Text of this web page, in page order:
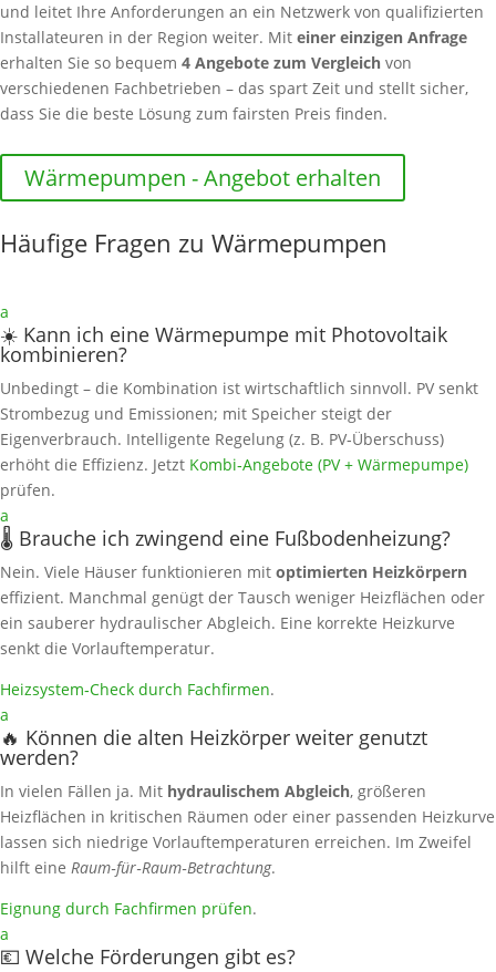
und leitet Ihre Anforderungen an ein Netzwerk von qualifizierten
Installateuren in der Region weiter. Mit einer einzigen Anfrage
erhalten Sie so bequem 4 Angebote zum Vergleich von
verschiedenen Fachbetrieben – das spart Zeit und stellt sicher,
dass Sie die beste Lösung zum fairsten Preis finden.
Wärmepumpen - Angebot erhalten
Häufige Fragen zu Wärmepumpen
a
☀️ Kann ich eine Wärmepumpe mit Photovoltaik
kombinieren?
Unbedingt – die Kombination ist wirtschaftlich sinnvoll. PV senkt
Strombezug und Emissionen; mit Speicher steigt der
Eigenverbrauch. Intelligente Regelung (z. B. PV‑Überschuss)
erhöht die Effizienz. Jetzt Kombi‑Angebote (PV + Wärmepumpe)
prüfen.
a
🌡️ Brauche ich zwingend eine Fußbodenheizung?
Nein. Viele Häuser funktionieren mit optimierten Heizkörpern
effizient. Manchmal genügt der Tausch weniger Heizflächen oder
ein sauberer hydraulischer Abgleich. Eine korrekte Heizkurve
senkt die Vorlauftemperatur.
Heizsystem‑Check durch Fachfirmen.
a
🔥 Können die alten Heizkörper weiter genutzt
werden?
In vielen Fällen ja. Mit hydraulischem Abgleich, größeren
Heizflächen in kritischen Räumen oder einer passenden Heizkurve
lassen sich niedrige Vorlauftemperaturen erreichen. Im Zweifel
hilft eine Raum‑für‑Raum‑Betrachtung.
Eignung durch Fachfirmen prüfen.
a
💶 Welche Förderungen gibt es?